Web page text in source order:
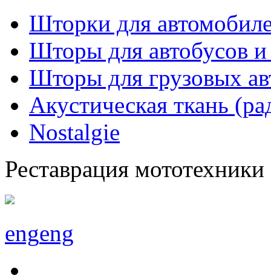
Шторки для
Шторы для автобусов
Шторы для грузовых
Акустическая ткань
Nostalgie
Реставрация мототехники
engeng